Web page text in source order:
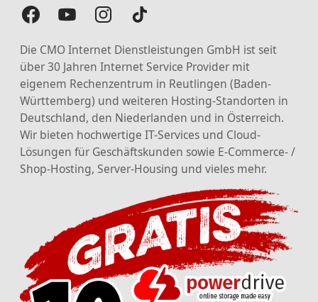
Die CMO Internet Dienstleistungen GmbH ist seit
über 30 Jahren Internet Service Provider mit
eigenem Rechenzentrum in Reutlingen (Baden-
Württemberg) und weiteren Hosting-Standorten in
Deutschland, den Niederlanden und in Österreich.
Wir bieten hochwertige IT-Services und Cloud-
Lösungen für Geschäftskunden sowie E-Commerce- /
Shop-Hosting, Server-Housing und vieles mehr.